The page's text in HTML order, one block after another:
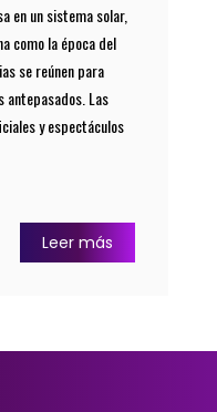
en un sistema solar,
como la época del
se reúnen para
Las
y espectáculos
Leer más